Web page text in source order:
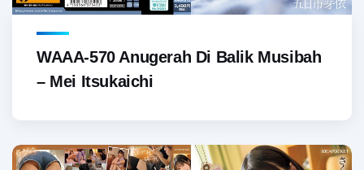
WAAA-570 Anugerah Di Balik Musibah
– Mei Itsukaichi